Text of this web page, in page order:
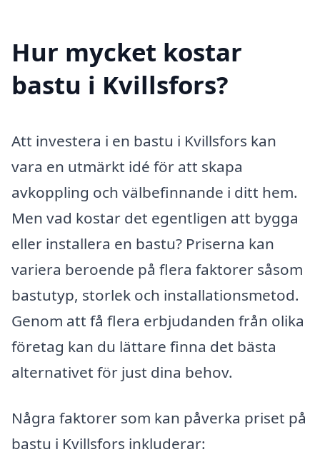
Hur mycket kostar
bastu i Kvillsfors?
Att investera i en bastu i Kvillsfors kan
vara en utmärkt idé för att skapa
avkoppling och välbefinnande i ditt hem.
Men vad kostar det egentligen att bygga
eller installera en bastu? Priserna kan
variera beroende på flera faktorer såsom
bastutyp, storlek och installationsmetod.
Genom att få flera erbjudanden från olika
företag kan du lättare finna det bästa
alternativet för just dina behov.
Några faktorer som kan påverka priset på
bastu i Kvillsfors inkluderar: